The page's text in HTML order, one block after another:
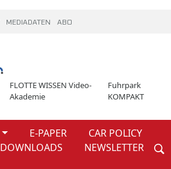
MEDIADATEN ABO
FLOTTE WISSEN Video-
Akademie
Fuhrpark
KOMPAKT
E-PAPER
CAR POLICY
DOWNLOADS
NEWSLETTER
Weiter